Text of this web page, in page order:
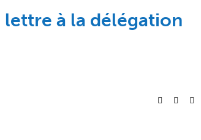
lettre à la délégation